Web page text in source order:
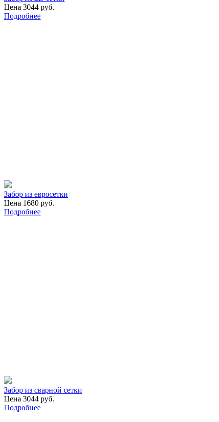
Цена 3044 руб.
Подробнее
Забор из евросетки
Цена 1680 руб.
Подробнее
Забор из сварной сетки
Цена 3044 руб.
Подробнее